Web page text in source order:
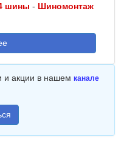
шины - Шиномонтаж
и акции в нашем канале